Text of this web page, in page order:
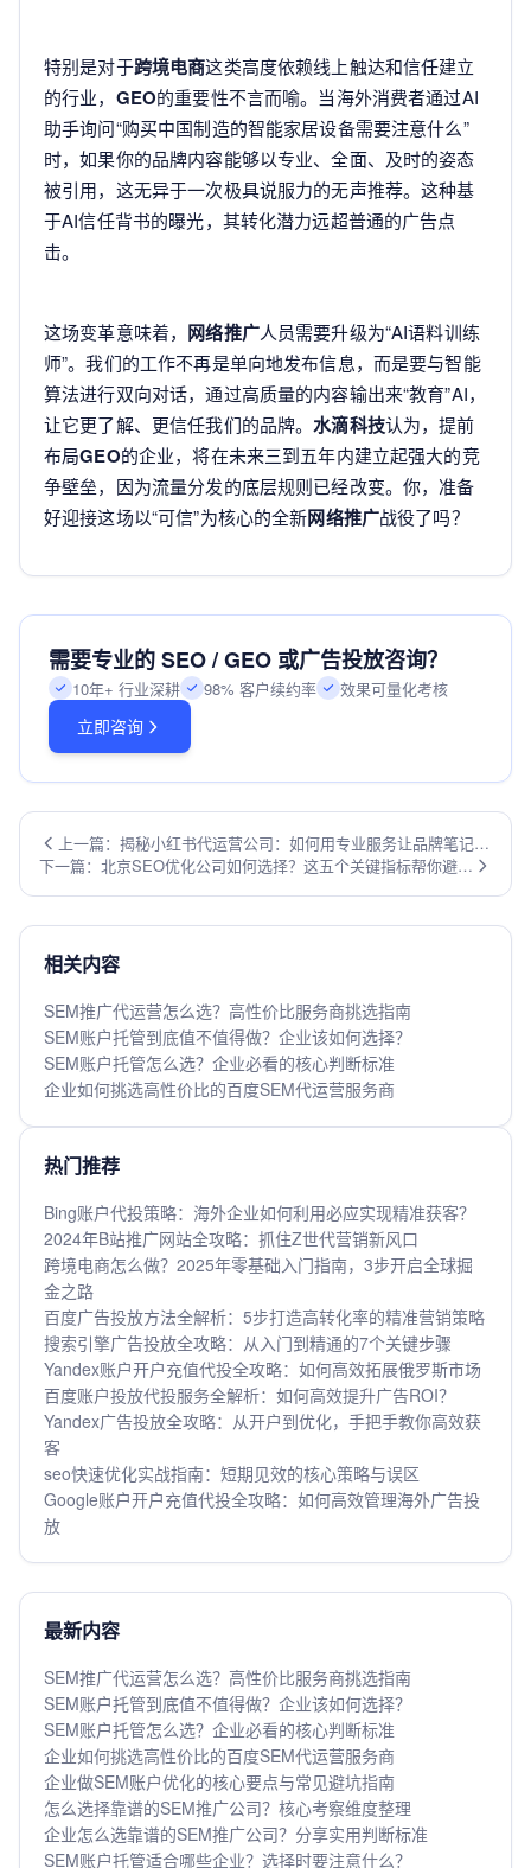
特别是对于跨境电商这类高度依赖线上触达和信任建立
的行业， GEO的重要性不言而喻。当海外消费者通过AI
助手询问“购买中国制造的智能家居设备需要注意什么”
时，如果你的品牌内容能够以专业、全面、及时的姿态
被引用，这无异于一次极具说服力的无声推荐。这种基
于AI信任背书的曝光，其转化潜力远超普通的广告点
击。
这场变革意味着， 网络推广人员需要升级为“AI语料训练
师”。我们的工作不再是单向地发布信息，而是要与智能
算法进行双向对话，通过高质量的内容输出来“教育”AI，
让它更了解、更信任我们的品牌。水滴科技认为，提前
布局GEO的企业，将在未来三到五年内建立起强大的竞
争壁垒，因为流量分发的底层规则已经改变。你，准备
好迎接这场以“可信”为核心的全新网络推广战役了吗？
需要专业的 SEO / GEO 或广告投放咨询？
10年+ 行业深耕 98% 客户续约率 效果可量化考核
立即咨询
上一篇：揭秘小红书代运营公司：如何用专业服务让品牌笔记登
上热门推荐？
下一篇：北京SEO优化公司如何选择？这五个关键指标帮你避开
相关内容
SEM推广代运营怎么选？高性价比服务商挑选指南
SEM账户托管到底值不值得做？企业该如何选择？
SEM账户托管怎么选？企业必看的核心判断标准
企业如何挑选高性价比的百度SEM代运营服务商
热门推荐
Bing账户代投策略：海外企业如何利用必应实现精准获客？
2024年B站推广网站全攻略：抓住Z世代营销新风口
跨境电商怎么做？2025年零基础入门指南，3步开启全球掘
金之路
百度广告投放方法全解析：5步打造高转化率的精准营销策略
搜索引擎广告投放全攻略：从入门到精通的7个关键步骤
Yandex账户开户充值代投全攻略：如何高效拓展俄罗斯市场
百度账户投放代投服务全解析：如何高效提升广告ROI？
Yandex广告投放全攻略：从开户到优化，手把手教你高效获
客
seo快速优化实战指南：短期见效的核心策略与误区
Google账户开户充值代投全攻略：如何高效管理海外广告投
放
最新内容
SEM推广代运营怎么选？高性价比服务商挑选指南
SEM账户托管到底值不值得做？企业该如何选择？
SEM账户托管怎么选？企业必看的核心判断标准
企业如何挑选高性价比的百度SEM代运营服务商
企业做SEM账户优化的核心要点与常见避坑指南
怎么选择靠谱的SEM推广公司？核心考察维度整理
企业怎么选靠谱的SEM推广公司？分享实用判断标准
SEM账户托管适合哪些企业？选择时要注意什么？